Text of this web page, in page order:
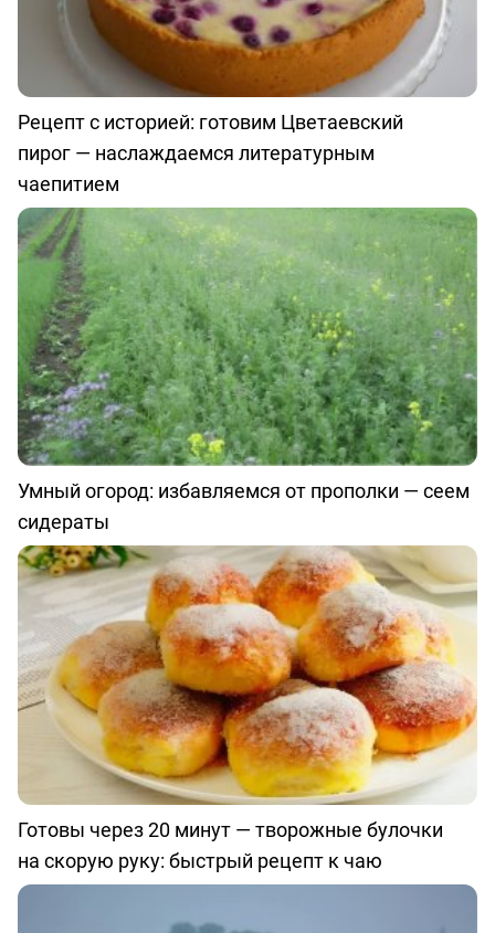
Рецепт с историей: готовим Цветаевский
пирог — наслаждаемся литературным
чаепитием
Умный огород: избавляемся от прополки — сеем
сидераты
Готовы через 20 минут — творожные булочки
на скорую руку: быстрый рецепт к чаю